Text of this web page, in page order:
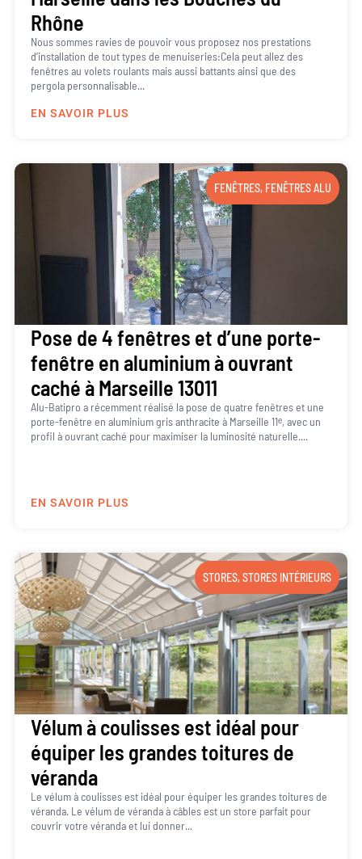
Rhône
Nous sommes ravies de pouvoir vous proposez nos prestations
d’installation de tout types de menuiseries:Cela peut allez des
fenêtres au volets roulants mais aussi battants ainsi que des
pergola personnalisable...
EN SAVOIR PLUS
FENÊTRES, FENÊTRES ALU
Pose de 4 fenêtres et d’une porte-
fenêtre en aluminium à ouvrant
caché à Marseille 13011
Alu-Batipro a récemment réalisé la pose de quatre fenêtres et une
porte-fenêtre en aluminium gris anthracite à Marseille 11ᵉ, avec un
profil à ouvrant caché pour maximiser la luminosité naturelle....
EN SAVOIR PLUS
STORES,STORES INTÉRIEURS
Vélum à coulisses est idéal pour
équiper les grandes toitures de
véranda
Le vélum à coulisses est idéal pour équiper les grandes toitures de
véranda. Le vélum de véranda à câbles est un store parfait pour
couvrir votre véranda et lui donner...